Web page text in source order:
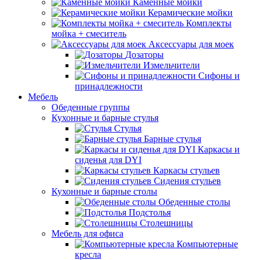
Каменные мойки
Керамические мойки
Комплекты
мойка + смеситель
Аксессуары для моек
Дозаторы
Измельчители
Сифоны и
принадлежности
Мебель
Обеденные группы
Кухонные и барные стулья
Стулья
Барные стулья
Каркасы и
сиденья для DYI
Каркасы стульев
Сидения стульев
Кухонные и барные столы
Обеденные столы
Подстолья
Столешницы
Мебель для офиса
Компьютерные
кресла